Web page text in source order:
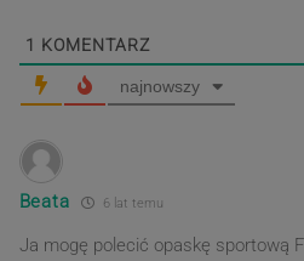
1 KOMENTARZ
najnowszy
Beata 6 lat temu
Ja mogę polecić opaskę sportową